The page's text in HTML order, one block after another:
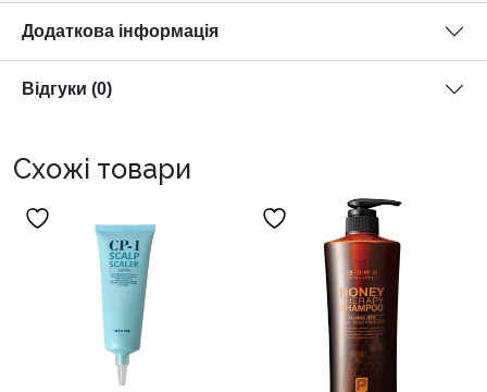
Додаткова інформація
Відгуки (0)
Схожі товари